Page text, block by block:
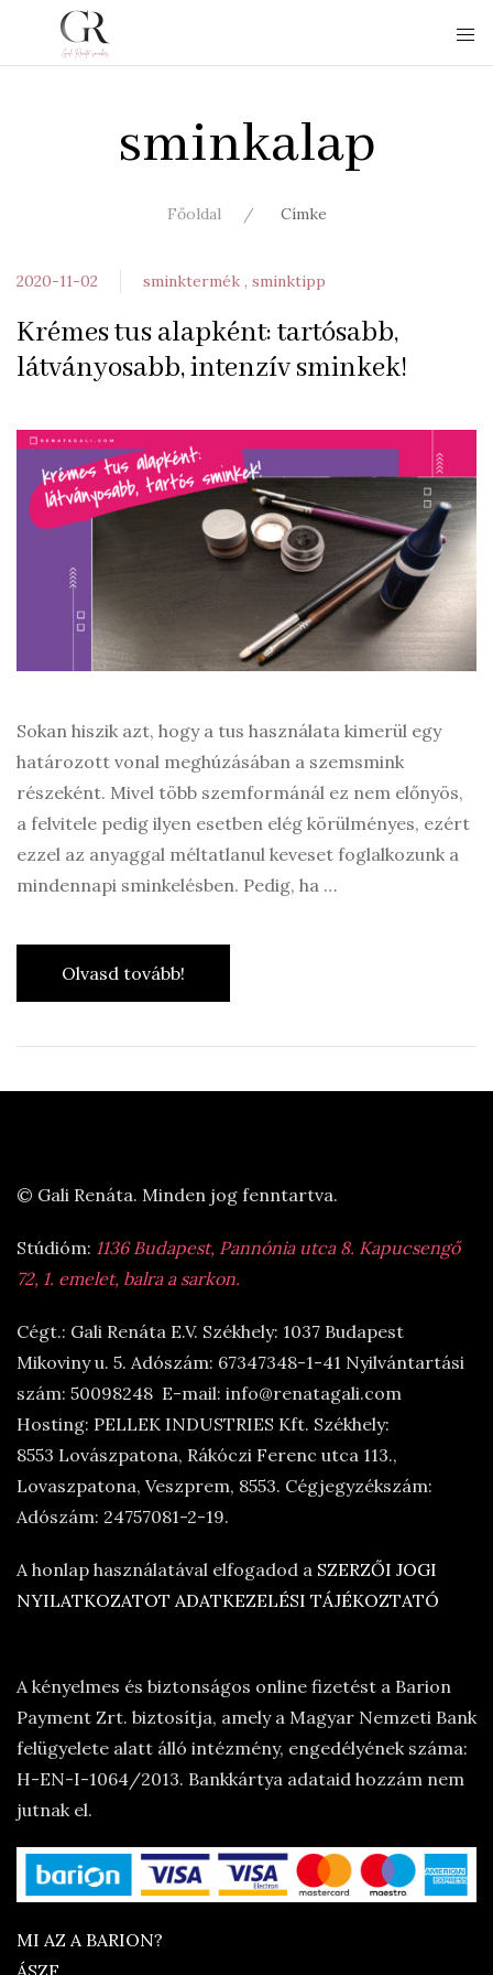
sminkalap
Főoldal Címke
2020-11-02 sminktermék sminktipp
Krémes tus alapként: tartósabb,
látványosabb, intenzív sminkek!
Sokan hiszik azt, hogy a tus használata kimerül egy
határozott vonal meghúzásában a szemsmink
részeként. Mivel több szemformánál ez nem előnyös,
a felvitele pedig ilyen esetben elég körülményes, ezért
ezzel az anyaggal méltatlanul keveset foglalkozunk a
mindennapi sminkelésben. Pedig, ha …
Olvasd tovább!
© Gali Renáta. Minden jog fenntartva.
Stúdióm: 1136 Budapest, Pannónia utca 8. Kapucsengő
72, 1. emelet, balra a sarkon.
Cégt.: Gali Renáta E.V. Székhely: 1037 Budapest
Mikoviny u. 5. Adószám: 67347348-1-41 Nyilvántartási
szám: 50098248 E-mail: info@renatagali.com
Hosting: PELLEK INDUSTRIES Kft. Székhely:
8553 Lovászpatona, Rákóczi Ferenc utca 113.,
Lovaszpatona, Veszprem, 8553. Cégjegyzékszám:
Adószám: 24757081-2-19.
A honlap használatával elfogadod a SZERZŐI JOGI
NYILATKOZATOT ADATKEZELÉSI TÁJÉKOZTATÓ
A kényelmes és biztonságos online fizetést a Barion
Payment Zrt. biztosítja, amely a Magyar Nemzeti Bank
felügyelete alatt álló intézmény, engedélyének száma:
H-EN-I-1064/2013. Bankkártya adataid hozzám nem
jutnak el.
MI AZ A BARION?
ÁSZF